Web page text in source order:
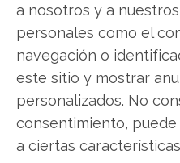
a nosotros y a
personales como el
navegación o
este sitio y mostrar
personalizados. No
consentimiento,
a ciertas